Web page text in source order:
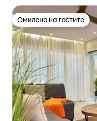
Омилено на гостите
Омилено на гостите